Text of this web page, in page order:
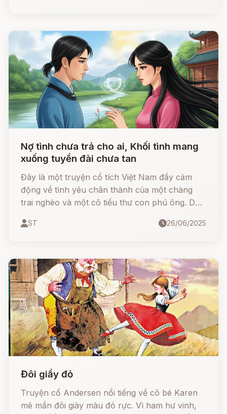
Nợ tình chưa trả cho ai, Khối tình mang
xuống tuyền đài chưa tan
Đây là một truyện cổ tích Việt Nam đầy cảm
động về tình yêu chân thành của một chàng
trai nghèo và một cô tiểu thư con phú ông. Dù
nghèo và định kiến xã hội, mối tình ấy không
ghi trong lòng người ở lại…
ST 26/06/2025
Đôi giầy đỏ
Truyện cổ Andersen nổi tiếng về cô bé Karen
mê mẩn đôi giày màu đỏ rực. Vì ham hư vinh,